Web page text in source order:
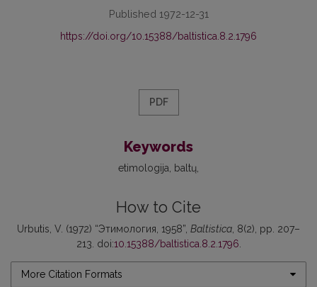
Published 1972-12-31
https://doi.org/10.15388/baltistica.8.2.1796
PDF
Keywords
etimologija baltų
How to Cite
Urbutis, V. (1972) “Этимология, 1958”, Baltistica , 8(2), pp. 207–
213. doi:10.15388/baltistica.8.2.1796
More Citation Formats